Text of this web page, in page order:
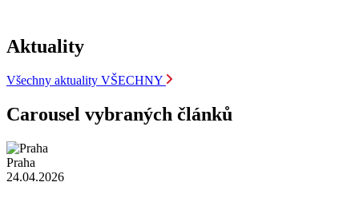
Aktuality
Všechny aktuality VŠECHNY
Carousel vybraných článků
Praha
24.04.2026